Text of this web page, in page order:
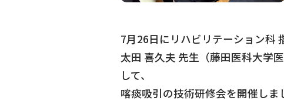
7月26日にリハビリテーション科
太田 喜久夫 先生（藤田医科大学
して、
喀痰吸引の技術研修会を開催しま